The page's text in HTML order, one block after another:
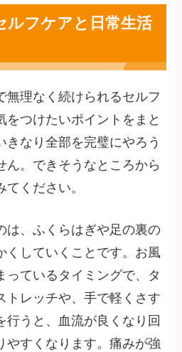
ルフケアと日常生活
無理なく続けられるセルフ
をつけたいポイントをまと
きなり全部を完璧にやろう
ん。できそうなところから
ください。
は、ふくらはぎや足の裏の
くしていくことです。お風
っているタイミングで、タ
トレッチや、手で軽くさす
行うと、血流が良くなり回
やすくなります。痛みが強